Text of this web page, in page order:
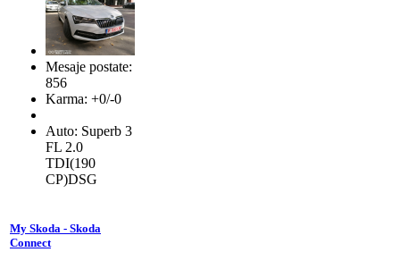
Mesaje postate:
856
Karma: +0/-0
Auto: Superb 3
FL 2.0
TDI(190
CP)DSG
My Skoda - Skoda
Connect